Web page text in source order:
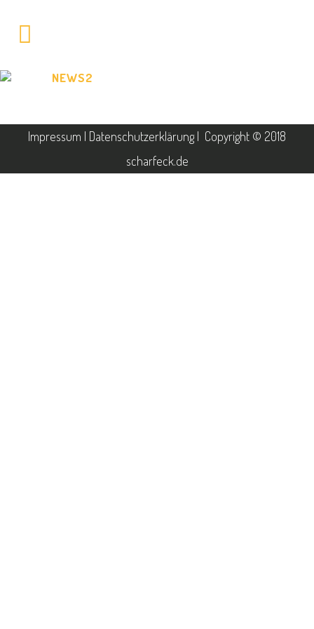
NEWS2
Impressum | Datenschutzerklärung| Copyright © 2018
scharfeck.de